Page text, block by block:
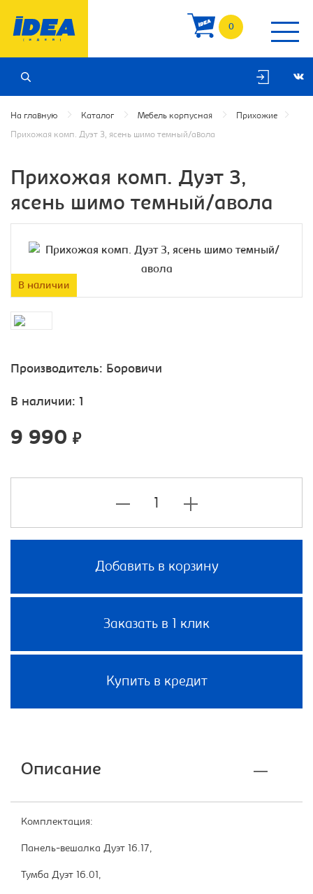
0
На главную Каталог Мебель корпусная Прихожие
Прихожая комп. Дуэт 3, ясень шимо темный/авола
Прихожая комп. Дуэт 3,
ясень шимо темный/авола
В наличии
Производитель: Боровичи
В наличии: 1
9 990 ₽
Добавить в корзину
Заказать в 1 клик
Купить в кредит
Описание
Комплектация:
Панель-вешалка Дуэт 16.17,
Тумба Дуэт 16.01,